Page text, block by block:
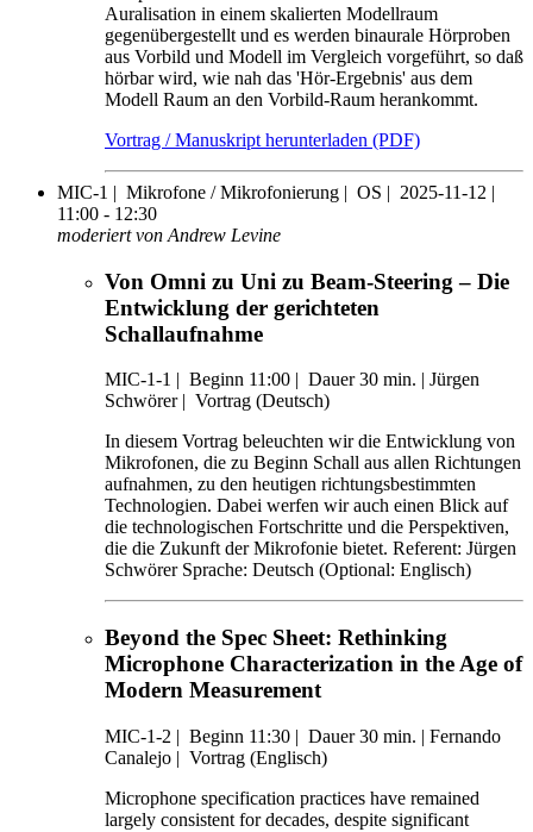
Auralisation in einem skalierten Modellraum
gegenübergestellt und es werden binaurale Hörproben
aus Vorbild und Modell im Vergleich vorgeführt, so daß
hörbar wird, wie nah das 'Hör-Ergebnis' aus dem
Modell Raum an den Vorbild-Raum herankommt.
Vortrag / Manuskript herunterladen (PDF)
MIC-1 | Mikrofone / Mikrofonierung | OS | 2025-11-12 |
11:00 - 12:30
moderiert von Andrew Levine
Von Omni zu Uni zu Beam-Steering – Die
Entwicklung der gerichteten
Schallaufnahme
MIC-1-1 | Beginn 11:00 | Dauer 30 min. | Jürgen
Schwörer | Vortrag (Deutsch)
In diesem Vortrag beleuchten wir die Entwicklung von
Mikrofonen, die zu Beginn Schall aus allen Richtungen
aufnahmen, zu den heutigen richtungsbestimmten
Technologien. Dabei werfen wir auch einen Blick auf
die technologischen Fortschritte und die Perspektiven,
die die Zukunft der Mikrofonie bietet. Referent: Jürgen
Schwörer Sprache: Deutsch (Optional: Englisch)
Beyond the Spec Sheet: Rethinking
Microphone Characterization in the Age of
Modern Measurement
MIC-1-2 | Beginn 11:30 | Dauer 30 min. | Fernando
Canalejo | Vortrag (Englisch)
Microphone specification practices have remained
largely consistent for decades, despite significant